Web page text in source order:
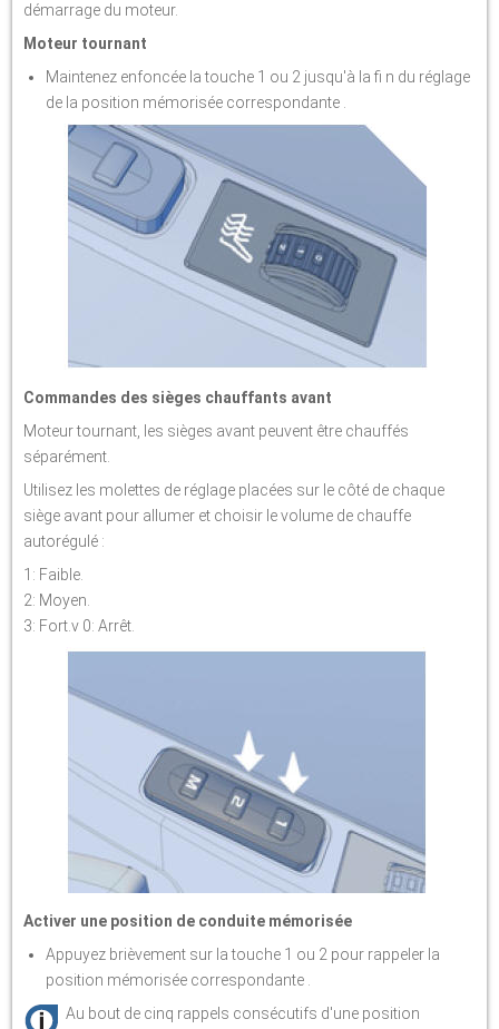
démarrage du moteur.
Moteur tournant
Maintenez enfoncée la touche 1 ou 2 jusqu'à la fi n du réglage
de la position mémorisée correspondante .
Commandes des sièges chauffants avant
Moteur tournant, les sièges avant peuvent être chauffés
séparément.
Utilisez les molettes de réglage placées sur le côté de chaque
siège avant pour allumer et choisir le volume de chauffe
autorégulé :
1: Faible.
2: Moyen.
3: Fort.v 0: Arrêt.
Activer une position de conduite mémorisée
Appuyez brièvement sur la touche 1 ou 2 pour rappeler la
position mémorisée correspondante .
Au bout de cinq rappels consécutifs d'une position